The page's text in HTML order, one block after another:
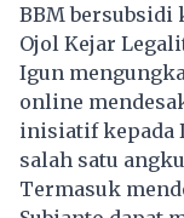
BBM bersubsidi
Ojol Kejar
Igun
online
inisiatif kepada
salah satu
Termasuk